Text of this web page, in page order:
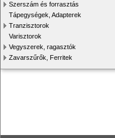
Szerszám és forrasztás
Tápegységek, Adapterek
Tranzisztorok
Varisztorok
Vegyszerek, ragasztók
Zavarszűrők, Ferritek